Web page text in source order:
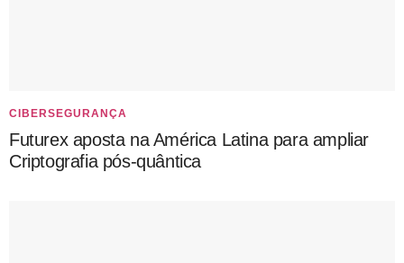
CIBERSEGURANÇA
Futurex aposta na América Latina para ampliar
Criptografia pós-quântica